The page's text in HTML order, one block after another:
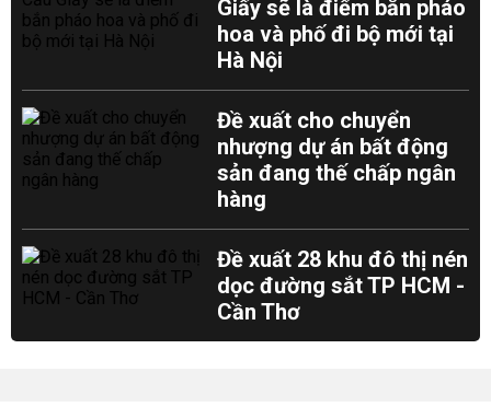
Giấy sẽ là điểm bắn pháo
hoa và phố đi bộ mới tại
Hà Nội
Đề xuất cho chuyển
nhượng dự án bất động
sản đang thế chấp ngân
hàng
Đề xuất 28 khu đô thị nén
dọc đường sắt TP HCM -
Cần Thơ